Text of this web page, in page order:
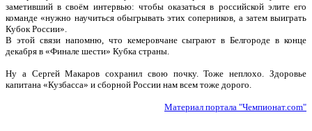
заметивший в своём интервью: чтобы оказаться в российской элите его
команде «нужно научиться обыгрывать этих соперников, а затем выиграть
Кубок России».
В этой связи напомню, что кемеровчане сыграют в Белгороде в конце
декабря в «Финале шести» Кубка страны.
Ну а Сергей Макаров сохранил свою почку. Тоже неплохо. Здоровье
капитана «Кузбасса» и сборной России нам всем тоже дорого.
Материал портала "Чемпионат.com"